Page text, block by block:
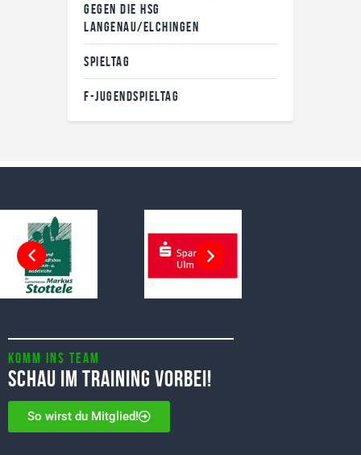
GEGEN DIE HSG
LANGENAU/ELCHINGEN
SPIELTAG
F-JUGENDSPIELTAG
Komm ins Team
Schau im Training vorbei!
So wirst du Mitglied!